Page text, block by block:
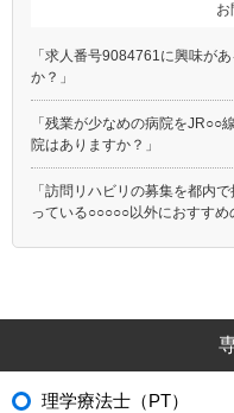
お
「求人番号9084761に興味が
か？」
「残業が少なめの病院をJR○○
院はありますか？」
「訪問リハビリの募集を都内
っている○○○○○以外におすすめ
理学療法士（PT）